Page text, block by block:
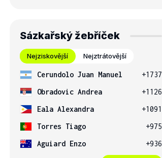
Sázkařský žebříček
Nejziskovější Nejztrátovější
Cerundolo Juan Manuel
+1737
Obradovic Andrea
+1126
Eala Alexandra
+1091
Torres Tiago
+975
Aguiard Enzo
+936